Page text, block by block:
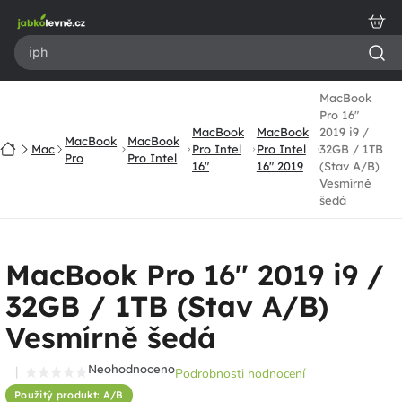
obsah
DomůMac
MacBook
Pro
MacBook
Pro Intel
MacBook
Pro Intel
16"
MacBook
Pro Intel
16" 2019
MacBook
Pro 16"
2019 i9 /
32GB / 1TB
(Stav A/B)
Vesmírně
šedá
MacBook Pro 16" 2019 i9 /
32GB / 1TB (Stav A/B)
Vesmírně šedá
Použitý produkt: A/B
Průměrné
NeohodnocenoPodrobnosti hodnocení